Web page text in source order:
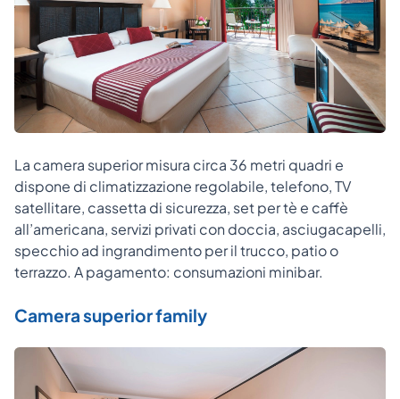
La camera superior misura circa 36 metri quadri e
dispone di climatizzazione regolabile, telefono, TV
satellitare, cassetta di sicurezza, set per tè e caffè
all’americana, servizi privati con doccia, asciugacapelli,
specchio ad ingrandimento per il trucco, patio o
terrazzo. A pagamento: consumazioni minibar.
Camera superior family